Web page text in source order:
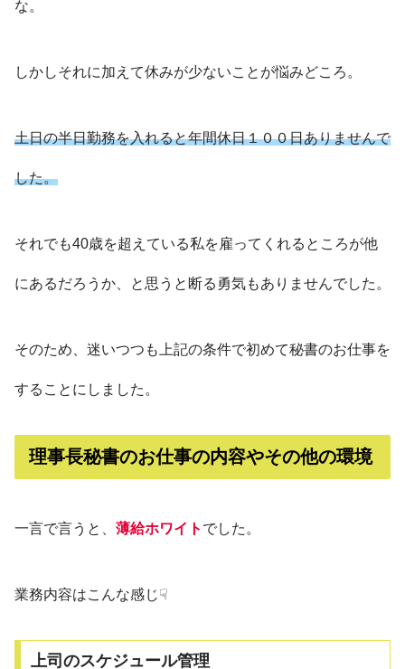
な。
しかしそれに加えて休みが少ないことが悩みどころ。
土日の半日勤務を入れると年間休日１００日ありませんで
した。
それでも40歳を超えている私を雇ってくれるところが他
にあるだろうか、と思うと断る勇気もありませんでした。
そのため、迷いつつも上記の条件で初めて秘書のお仕事を
することにしました。
理事長秘書のお仕事の内容やその他の環境
一言で言うと、 薄給ホワイト でした。
業務内容はこんな感じ☟
上司のスケジュール管理